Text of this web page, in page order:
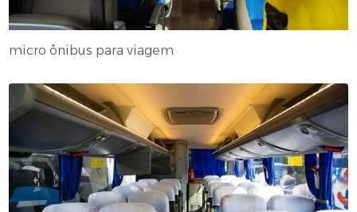
micro ônibus para viagem